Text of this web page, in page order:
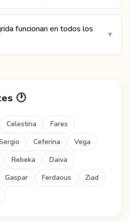
funcionan en todos los
▼
🕐
Celestina
Fares
Ceferina
Vega
Rebeka
Daiva
Gaspar Ferdaous
Ziad